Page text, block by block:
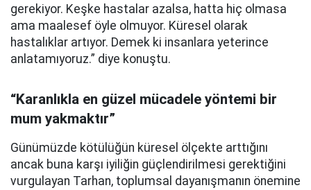
gerekiyor. Keşke hastalar azalsa, hatta hiç olmasa
ama maalesef öyle olmuyor. Küresel olarak
hastalıklar artıyor. Demek ki insanlara yeterince
anlatamıyoruz.” diye konuştu.
“Karanlıkla en güzel mücadele yöntemi bir
mum yakmaktır”
Günümüzde kötülüğün küresel ölçekte arttığını
ancak buna karşı iyiliğin güçlendirilmesi gerektiğini
vurgulayan Tarhan, toplumsal dayanışmanın önemine